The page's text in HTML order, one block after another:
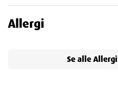
Allergi
Se alleAllergi